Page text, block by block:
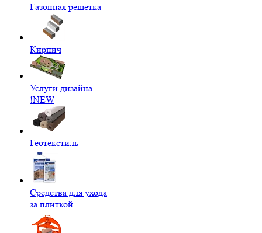
Газонная решетка
Кирпич
Услуги дизайна
!NEW
Геотекстиль
Средства для ухода
за плиткой